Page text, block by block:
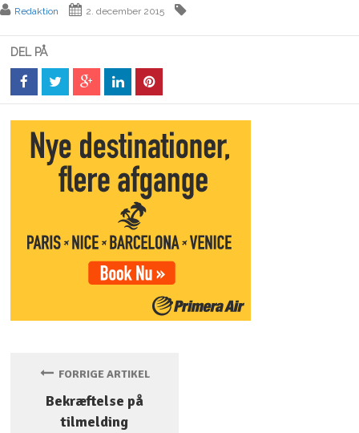
Redaktion 2. december 2015
DEL PÅ
FORRIGE ARTIKEL
Bekræftelse på
tilmelding